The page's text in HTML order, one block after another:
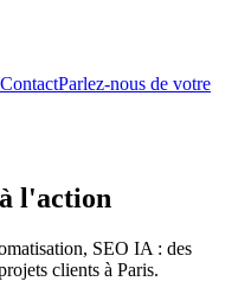
ContactParlez-nous de votre
l'action
SEO IA : des
clients à Paris.